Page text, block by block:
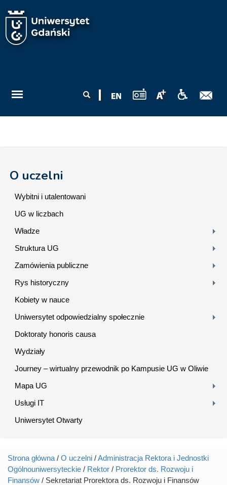
wyszukiwania
O uczelni
Wybitni i utalentowani
UG w liczbach
Władze
Struktura UG
Zamówienia publiczne
Rys historyczny
Kobiety w nauce
Uniwersytet odpowiedzialny społecznie
Doktoraty honoris causa
Wydziały
Journey – wirtualny przewodnik po Kampusie UG w Oliwie
Mapa UG
Usługi IT
Uniwersytet Otwarty
Jesteś tutaj
Strona główna / O uczelni /Administracja Rektora i Jednostki
Ogólnouniwersyteckie / Rektor / Prorektor ds. Rozwoju i
Finansów / Sekretariat Prorektora ds. Rozwoju i Finansów